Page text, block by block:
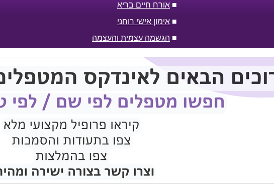
■ אורח חיים בריא
■ אימון אישי רוחני
■ הגשמה עצמית והעצמה